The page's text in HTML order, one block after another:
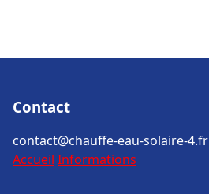
Contact
contact@chauffe-eau-solaire-4.fr
Accueil Informations